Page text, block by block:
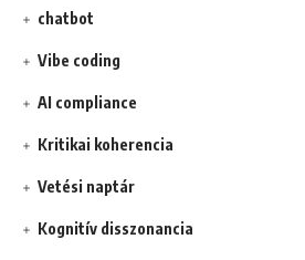
chatbot
Vibe coding
AI compliance
Kritikai koherencia
Vetési naptár
Kognitív disszonancia